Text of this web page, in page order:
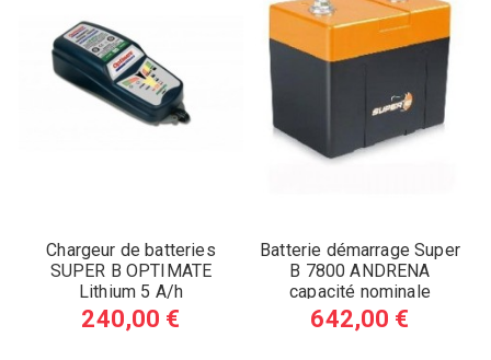
Chargeur de batteries
SUPER B OPTIMATE
Lithium 5 A/h
240,00 €
Batterie démarrage Super
B 7800 ANDRENA
capacité nominale
7,8Ah/103Wh puissance...
642,00 €